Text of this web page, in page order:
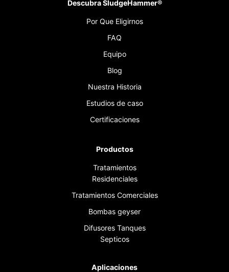
Descubra SludgeHammer®
Por Que Eligirnos
FAQ
Equipo
Blog
Nuestra Historia
Estudios de caso
Certificaciones
Productos
Tratamientos
Residenciales
Tratamientos Comerciales
Bombas geyser
Difusores Tanques
Septicos
Aplicaciones